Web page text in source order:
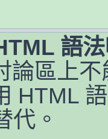
語
論區上
HTML
代。